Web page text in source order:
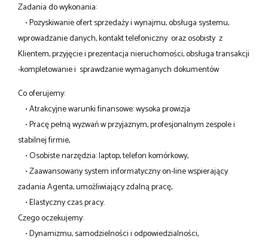
Zadania do wykonania:
• Pozyskiwanie ofert sprzedaży i wynajmu, obsługa systemu,
wprowadzanie danych, kontakt telefoniczny oraz osobisty z
Klientem, przyjęcie i prezentacja nieruchomości, obsługa transakcji
-kompletowanie i sprawdzanie wymaganych dokumentów
Co oferujemy:
• Atrakcyjne warunki finansowe: wysoka prowizja
• Pracę pełną wyzwań w przyjaznym, profesjonalnym zespole i
stabilnej firmie,
• Osobiste narzędzia: laptop, telefon komórkowy,
• Zaawansowany system informatyczny on-line wspierający
zadania Agenta, umożliwiający zdalną pracę,
• Elastyczny czas pracy.
Czego oczekujemy:
• Dynamizmu, samodzielności i odpowiedzialności,